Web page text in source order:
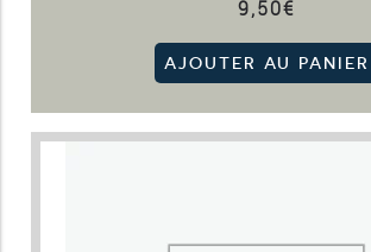
9,50€
AJOUTER AU PANIER